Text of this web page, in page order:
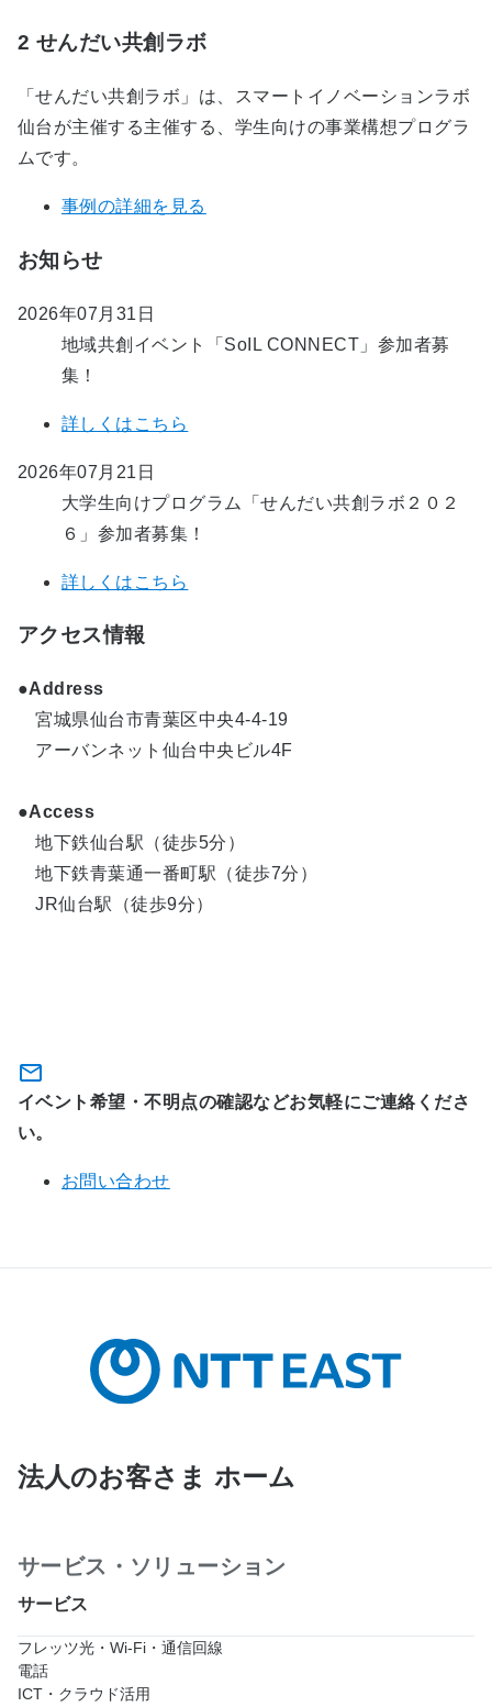
2 せんだい共創ラボ
「せんだい共創ラボ」は、スマートイノベーションラボ
仙台が主催する主催する、学生向けの事業構想プログラ
ムです。
事例の詳細を見る
お知らせ
2026年07月31日
地域共創イベント「SoIL CONNECT」参加者募
集！
詳しくはこちら
2026年07月21日
大学生向けプログラム「せんだい共創ラボ２０２
６」参加者募集！
詳しくはこちら
アクセス情報
●Address
宮城県仙台市青葉区中央4-4-19
アーバンネット仙台中央ビル4F
●Access
地下鉄仙台駅（徒歩5分）
地下鉄青葉通一番町駅（徒歩7分）
JR仙台駅（徒歩9分）
イベント希望・不明点の確認などお気軽にご連絡くださ
い。
お問い合わせ
法人のお客さま ホーム
サービス・ソリューション
サービス
フレッツ光・Wi-Fi・通信回線
電話
ICT・クラウド活用